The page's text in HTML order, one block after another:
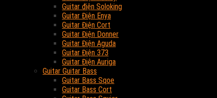
Guitar điện Soloking
Guitar Điện Enya
Guitar Điện Cort
Guitar Điện Donner
Guitar Điện Aguda
Guitar Điện 373
Guitar Điện Auriga
Guitar Guitar Bass
Guitar Bass Sqoe
Guitar Bass Cort